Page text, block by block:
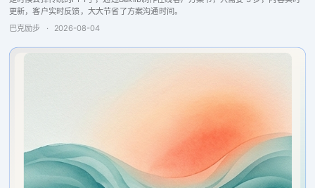
更新，客户实时反馈，大大节省了方案沟通时间。
巴克励步
· 2026-08-04